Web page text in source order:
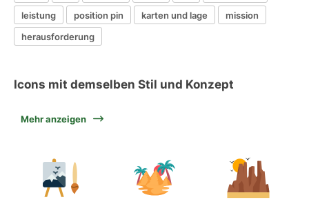
leistung
position pin karten und lage
mission
herausforderung
Icons mit demselben Stil und Konzept
Mehr anzeigen